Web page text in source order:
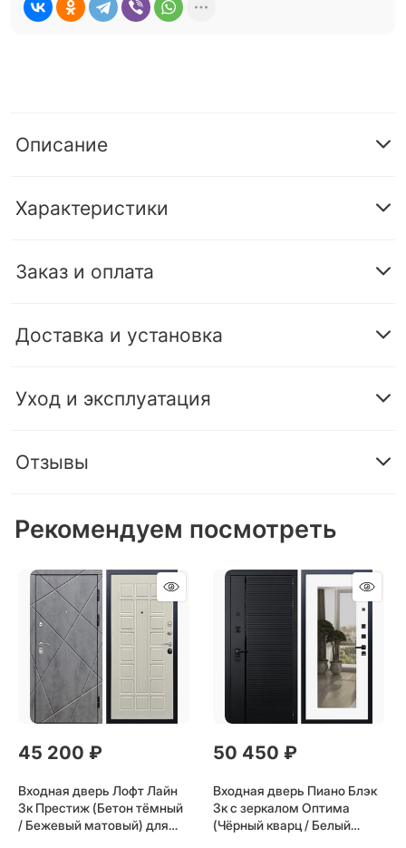
Описание
Характеристики
Заказ и оплата
Доставка и установка
Уход и эксплуатация
Отзывы
Рекомендуем посмотреть
45 200 ₽
Входная дверь Лофт Лайн
3к Престиж (Бетон тёмный
/ Бежевый матовый) для
50 450 ₽
Входная дверь Пиано Блэк
3к с зеркалом Оптима
(Чёрный кварц / Белый